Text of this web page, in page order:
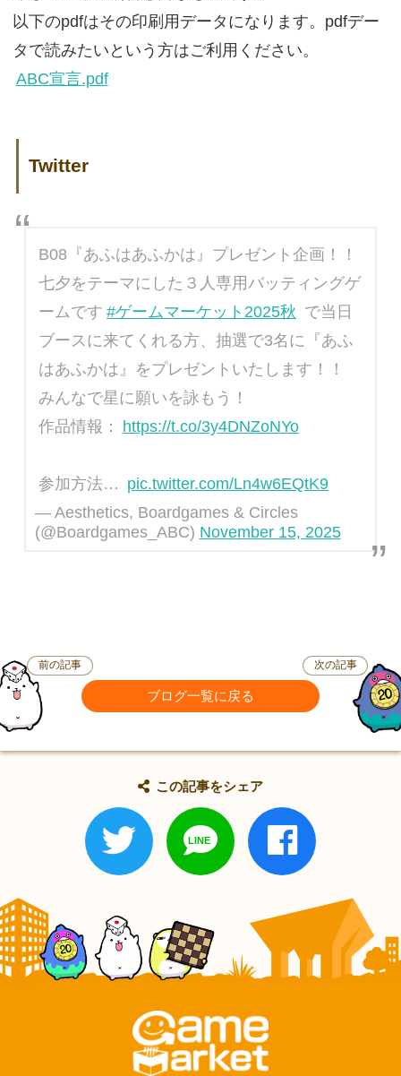
以下のpdfはその印刷用データになります。pdfデー
タで読みたいという方はご利用ください。
ABC宣言.pdf
Twitter
B08『あふはあふかは』プレゼント企画！！
七夕をテーマにした３人専用バッティングゲ
ームです #ゲームマーケット2025秋 で当日
ブースに来てくれる方、抽選で3名に『あふ
はあふかは』をプレゼントいたします！！
みんなで星に願いを詠もう！
作品情報：
https://t.co/3y4DNZoNYo
参加方法… pic.twitter.com/Ln4w6EQtK9
— Aesthetics, Boardgames & Circles
(@Boardgames_ABC) November 15, 2025
前の記事
ブログ一覧に戻る
次の記事
この記事をシェア